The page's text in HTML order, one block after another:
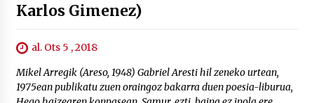
Karlos Gimenez)
al. Ots 5 , 2018
Mikel Arregik (Areso, 1948) Gabriel Aresti hil zeneko urtean,
1975ean publikatu zuen oraingoz bakarra duen poesia-liburua,